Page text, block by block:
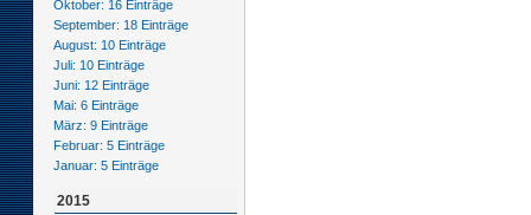
Oktober: 16 Einträge
September: 18 Einträge
August: 10 Einträge
Juli: 10 Einträge
Juni: 12 Einträge
Mai: 6 Einträge
März: 9 Einträge
Februar: 5 Einträge
Januar: 5 Einträge
2015